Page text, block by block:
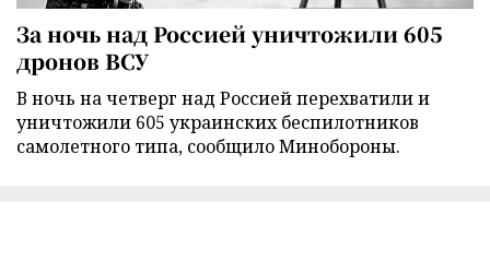
За ночь над Россией уничтожили 605
дронов ВСУ
В ночь на четверг над Россией перехватили и
уничтожили 605 украинских беспилотников
самолетного типа, сообщило Минобороны.